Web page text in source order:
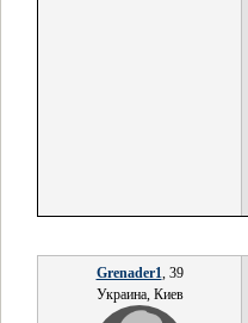
Grenader1, 39
Украина, Киев